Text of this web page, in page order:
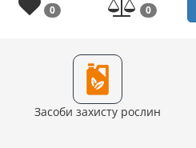
0 0
Засоби захисту рослин